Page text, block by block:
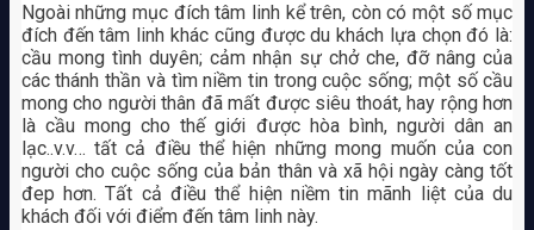
Ngoài những mục đích tâm linh kể trên, còn có một số mục
đích đến tâm linh khác cũng được du khách lựa chọn đó là:
cầu mong tình duyên; cảm nhận sự chở che, đỡ nâng của
các thánh thần và tìm niềm tin trong cuộc sống; một số cầu
mong cho người thân đã mất được siêu thoát, hay rộng hơn
là cầu mong cho thế giới được hòa bình, người dân an
lạc..v.v… tất cả điều thể hiện những mong muốn của con
người cho cuộc sống của bản thân và xã hội ngày càng tốt
đep hơn. Tất cả điều thể hiện niềm tin mãnh liệt của du
khách đối với điểm đến tâm linh này.